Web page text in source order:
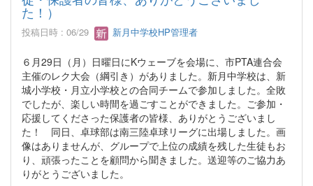
た！）
投稿日時 : 06/29 新月中学校HP管理者
６月29日（月）日曜日にKウェーブを会場に、市PTA連合会
主催のレク大会（綱引き）がありました。新月中学校は、新
城小学校・月立小学校との合同チームで参加しました。全敗
でしたが、楽しい時間を過ごすことができました。ご参加・
応援してくださった保護者の皆様、ありがとうございまし
た！ 同日、卓球部は南三陸卓球リーグに出場しました。画
像はありませんが、グループで上位の成績を残した生徒もお
り、頑張ったことを顧問から聞きました。送迎等のご協力あ
りがとうございました。